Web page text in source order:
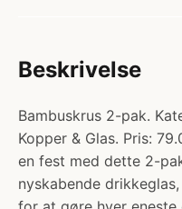
Beskrivelse
Bambuskrus 2-pak.
Kopper & Glas. Pris:
en fest med dette 2-
nyskabende